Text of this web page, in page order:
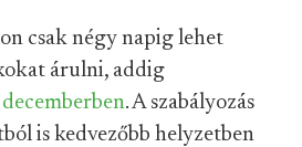
csak négy napig lehet
árulni, addig
decemberben. A szabályozás
is kedvezőbb helyzetben